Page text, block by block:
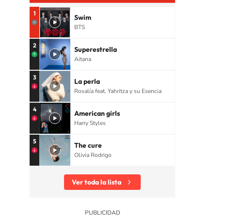
1 Swim
BTS
2 Superestrella
Aitana
3 La perla
Rosalía feat. Yahritza y su Esencia
4 American girls
Harry Styles
5 The cure
Olivia Rodrigo
Ver toda la lista